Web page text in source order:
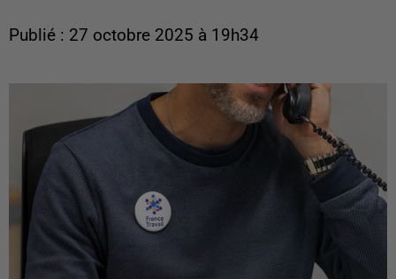
Publié : 27 octobre 2025 à 19h34